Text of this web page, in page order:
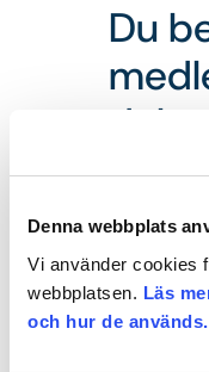
Denna webbplats
Vi använder cookies
webbplatsen. Läs
och hur de används.
Du
del
med e-
Logga